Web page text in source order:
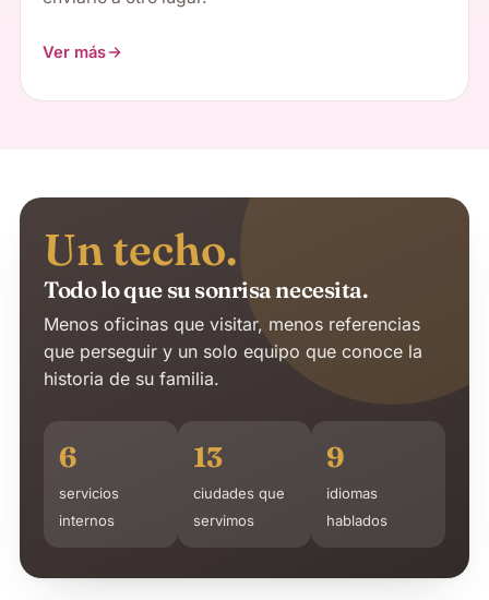
Ver más
Un techo.
Todo lo que su sonrisa necesita.
Menos oficinas que visitar, menos referencias
que perseguir y un solo equipo que conoce la
historia de su familia.
6
servicios
internos
13
ciudades que
servimos
9
idiomas
hablados